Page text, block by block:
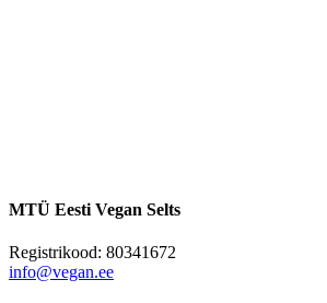
MTÜ Eesti Vegan Selts
Registrikood: 80341672
info@vegan.ee